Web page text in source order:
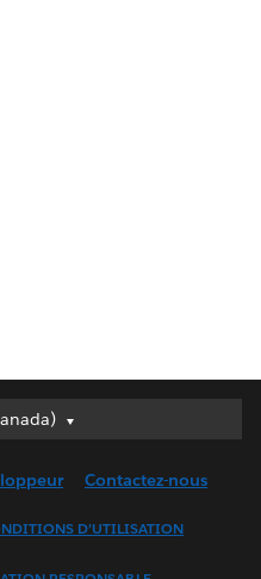
(UK)
Contactez-nous
D’UTILISATION